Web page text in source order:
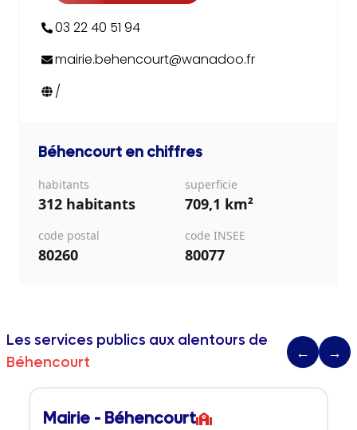
03 22 40 51 94
mairie.behencourt@wanadoo.fr
/
Béhencourt en chiffres
habitants
312 habitants
superficie
709,1 km²
code postal
80260
code INSEE
80077
Les services publics aux alentours de
Béhencourt
← →
Mairie - Béhencourt